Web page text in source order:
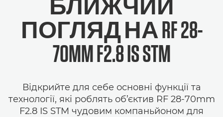
БЛИЖЧИЙ
ПОГЛЯД НА RF 28-
70MM F2.8 IS STM
Відкрийте для себе основні функції та
технології, які роблять об’єктив RF 28-70mm
F2.8 IS STM чудовим компаньйоном для